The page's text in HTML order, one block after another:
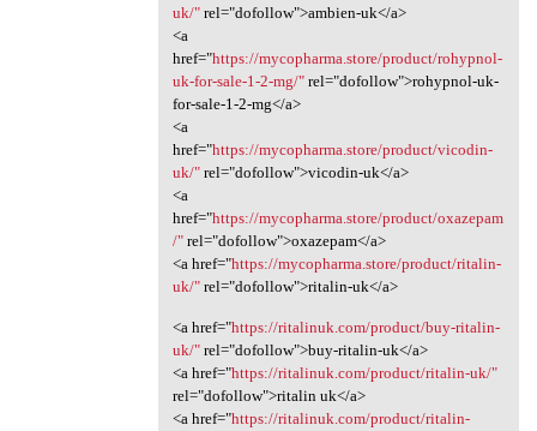
uk/"rel="dofollow">ambien-uk</a>
<a
href="https://mycopharma.store/product/rohypnol-
uk-for-sale-1-2-mg/"rel="dofollow">rohypnol-uk-
for-sale-1-2-mg</a>
<a
href="https://mycopharma.store/product/vicodin-
uk/"rel="dofollow">vicodin-uk</a>
<a
href="https://mycopharma.store/product/oxazepam
/"rel="dofollow">oxazepam</a>
<a href="https://mycopharma.store/product/ritalin-
uk/"rel="dofollow">ritalin-uk</a>
<a href="https://ritalinuk.com/product/buy-ritalin-
uk/"rel="dofollow">buy-ritalin-uk</a>
<a href="https://ritalinuk.com/product/ritalin-uk/"
rel="dofollow">ritalin uk</a>
<a href="https://ritalinuk.com/product/ritalin-